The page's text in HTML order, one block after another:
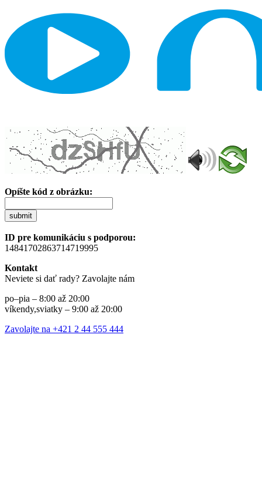
Opíšte kód z obrázku:
submit
ID pre komunikáciu s podporou:
14841702863714719995
Kontakt
Neviete si dať rady? Zavolajte nám
po–pia – 8:00 až 20:00
víkendy,sviatky – 9:00 až 20:00
Zavolajte na +421 2 44 555 444